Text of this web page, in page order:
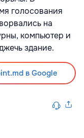
голосования
на
компьютер и
здание.
в Google